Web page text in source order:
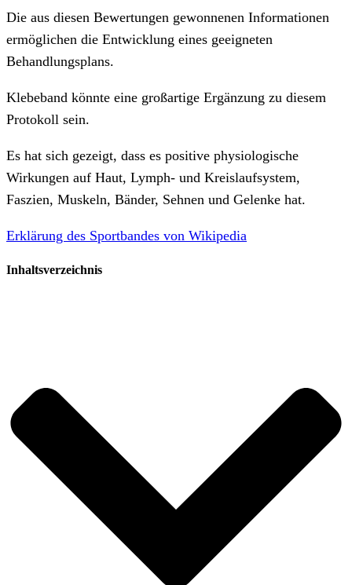
Die aus diesen Bewertungen gewonnenen Informationen
ermöglichen die Entwicklung eines geeigneten
Behandlungsplans.
Klebeband könnte eine großartige Ergänzung zu diesem
Protokoll sein.
Es hat sich gezeigt, dass es positive physiologische
Wirkungen auf Haut, Lymph- und Kreislaufsystem,
Faszien, Muskeln, Bänder, Sehnen und Gelenke hat.
Erklärung des Sportbandes von Wikipedia
Inhaltsverzeichnis